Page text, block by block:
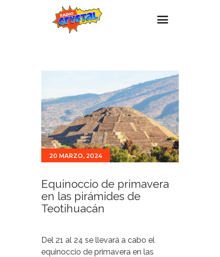
Eventos
Promociones
Noticias
Para ti
Contacto
20 MARZO, 2024
Equinoccio de primavera
en las pirámides de
Teotihuacán
Del 21 al 24 se llevará a cabo el
equinoccio de primavera en las